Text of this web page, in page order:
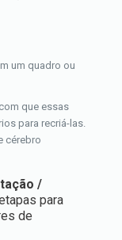
um quadro ou
que essas
para recriá-las.
cérebro
/
para
de